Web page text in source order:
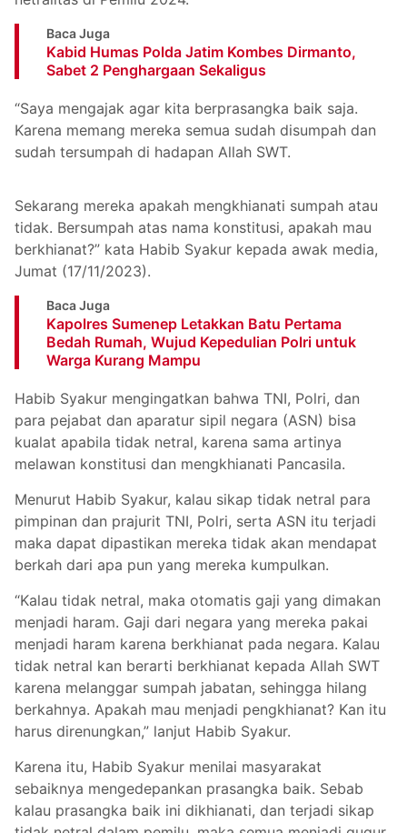
Baca Juga
Kabid Humas Polda Jatim Kombes Dirmanto,
Sabet 2 Penghargaan Sekaligus
“Saya mengajak agar kita berprasangka baik saja.
Karena memang mereka semua sudah disumpah dan
sudah tersumpah di hadapan Allah SWT.
Sekarang mereka apakah mengkhianati sumpah atau
tidak. Bersumpah atas nama konstitusi, apakah mau
berkhianat?” kata Habib Syakur kepada awak media,
Jumat (17/11/2023).
Baca Juga
Kapolres Sumenep Letakkan Batu Pertama
Bedah Rumah, Wujud Kepedulian Polri untuk
Warga Kurang Mampu
Habib Syakur mengingatkan bahwa TNI, Polri, dan
para pejabat dan aparatur sipil negara (ASN) bisa
kualat apabila tidak netral, karena sama artinya
melawan konstitusi dan mengkhianati Pancasila.
Menurut Habib Syakur, kalau sikap tidak netral para
pimpinan dan prajurit TNI, Polri, serta ASN itu terjadi
maka dapat dipastikan mereka tidak akan mendapat
berkah dari apa pun yang mereka kumpulkan.
“Kalau tidak netral, maka otomatis gaji yang dimakan
menjadi haram. Gaji dari negara yang mereka pakai
menjadi haram karena berkhianat pada negara. Kalau
tidak netral kan berarti berkhianat kepada Allah SWT
karena melanggar sumpah jabatan, sehingga hilang
berkahnya. Apakah mau menjadi pengkhianat? Kan itu
harus direnungkan,” lanjut Habib Syakur.
Karena itu, Habib Syakur menilai masyarakat
sebaiknya mengedepankan prasangka baik. Sebab
kalau prasangka baik ini dikhianati, dan terjadi sikap